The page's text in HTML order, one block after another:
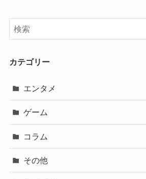
カテゴリー
エンタメ
ゲーム
コラム
その他